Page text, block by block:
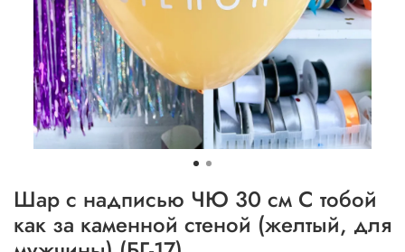
Шар с надписью ЧЮ 30 см С тобой
как за каменной стеной (желтый, для